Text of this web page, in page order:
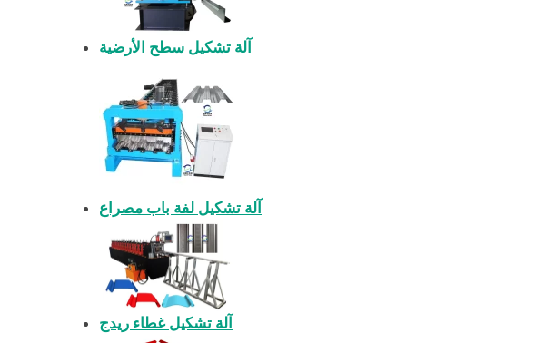
آلة تشكيل سطح الأرضية
آلة تشكيل لفة باب مصراع
آلة تشكيل غطاء ريدج